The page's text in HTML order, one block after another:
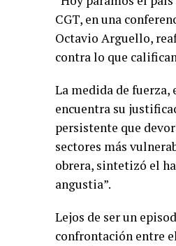
CGT, en una
Octavio Arguello,
contra lo que
La medida de
encuentra su
persistente que
sectores más
obrera, sintetizó el
angustia”.
Lejos de ser un
confrontación entre